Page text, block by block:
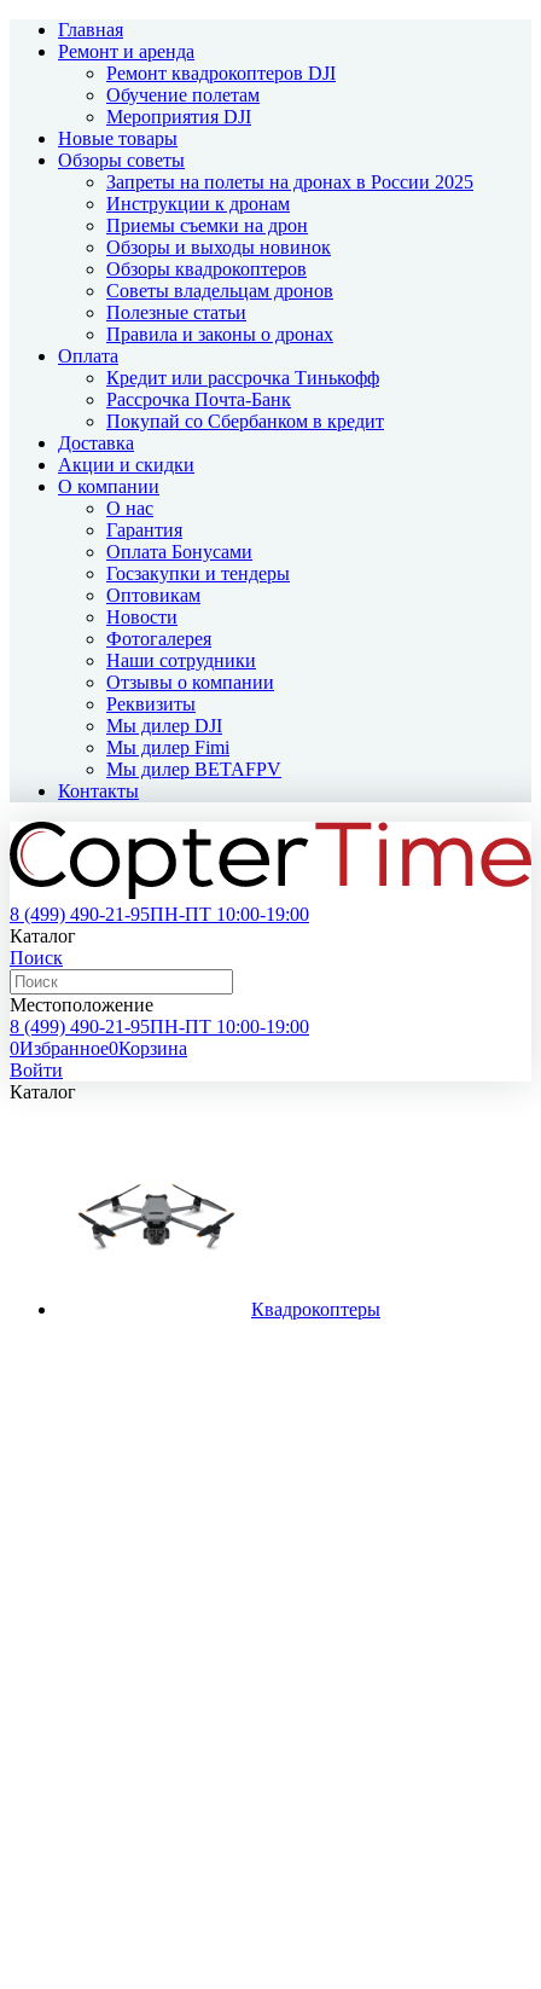
Главная
Ремонт и аренда
Ремонт квадрокоптеров DJI
Обучение полетам
Мероприятия DJI
Новые товары
Обзоры советы
Запреты на полеты на дронах в России 2025
Инструкции к дронам
Приемы съемки на дрон
Обзоры и выходы новинок
Обзоры квадрокоптеров
Советы владельцам дронов
Полезные статьи
Правила и законы о дронах
Оплата
Кредит или рассрочка Тинькофф
Рассрочка Почта-Банк
Покупай со Сбербанком в кредит
Доставка
Акции и скидки
О компании
О нас
Гарантия
Оплата Бонусами
Госзакупки и тендеры
Оптовикам
Новости
Фотогалерея
Наши сотрудники
Отзывы о компании
Реквизиты
Мы дилер DJI
Мы дилер Fimi
Мы дилер BETAFPV
Контакты
8 (499) 490-21-95ПН-ПТ 10:00-19:00
Каталог
Поиск
Местоположение
8 (499) 490-21-95ПН-ПТ 10:00-19:00
0Избранное0Корзина
Войти
Каталог
Квадрокоптеры